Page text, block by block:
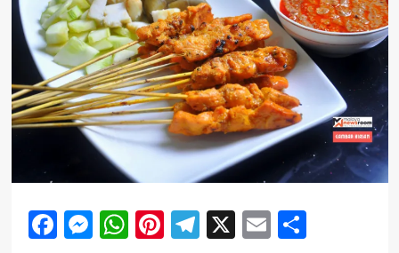
Facebook
Messenger
WhatsApp
Pinterest
Telegram
X EmailShare